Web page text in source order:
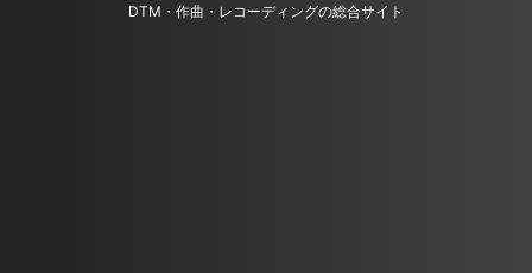
DTM・作曲・レコーディングの総合サイト